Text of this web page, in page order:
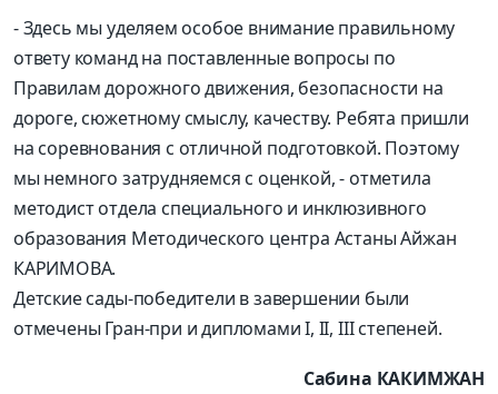
- Здесь мы уделяем особое внимание правильному
ответу команд на поставленные вопросы по
Правилам дорожного движения, безопасности на
дороге, сюжетному смыслу, качеству. Ребята пришли
на соревнования с отличной подготовкой. Поэтому
мы немного затрудняемся с оценкой, - отметила
методист отдела специального и инклюзивного
образования Методического центра Астаны Айжан
КАРИМОВА.
Детские сады-победители в завершении были
отмечены Гран-при и дипломами I, II, III степеней.
Сабина КАКИМЖАН